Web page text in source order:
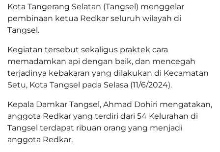
Kota Tangerang Selatan (Tangsel) menggelar
pembinaan ketua Redkar seluruh wilayah di
Tangsel.
Kegiatan tersebut sekaligus praktek cara
memadamkan api dengan baik, dan mencegah
terjadinya kebakaran yang dilakukan di Kecamatan
Setu, Kota Tangsel pada Selasa (11/6/2024).
Kepala Damkar Tangsel, Ahmad Dohiri mengatakan,
anggota Redkar yang terdiri dari 54 Kelurahan di
Tangsel terdapat ribuan orang yang menjadi
anggota Redkar.